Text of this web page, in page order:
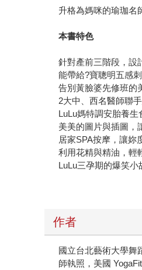
升格為媽咪的瑜珈名
本書特色
針對產前三階段，設
能帶給?寶聰明五感
告別黃臉婆先修班的
2大中、西名醫師聯
LuLu媽特調安胎養生
美美的圖片與插圖，
居家SPA按摩，讓妳
利用花精與精油，輕
LuLu三孕期的爆笑小
作者
國立台北藝術大學舞
師執照，美國